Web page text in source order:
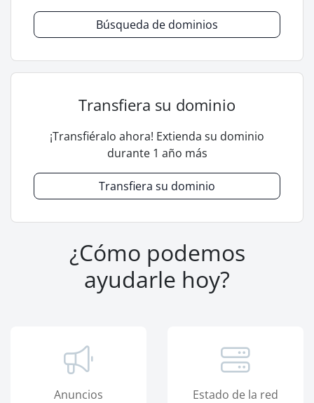
Búsqueda de dominios
Transfiera su dominio
¡Transfiéralo ahora! Extienda su dominio
durante 1 año más
Transfiera su dominio
¿Cómo podemos
ayudarle hoy?
Anuncios Estado de la red